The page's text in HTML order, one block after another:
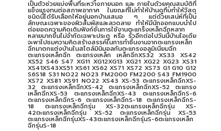
เป็นตัวช่วยแบ่งพื้นที่ระหว่างภายนอก และ ภายในด้วยคุณสมบัติที่
แข็งแรงทนต่อสภาพอากาศ ในขณะที่ไม่ทำให้บ้านดูทึบทำให้วัสดุ
ชนิดนี้ได้รับเลือกให้อยู่นอกบ้านเสมอ ๆ แต่ด้วยเสน่ห์ที่เป็น
ลักษณะเฉพาะของผิวสัมผัสและลวดลาย ทำให้มีนักออกแบบนำไป
ต่อยอดความคิดเติมฟังก์ชั่นการใช้งานตะแกร็งเหล็กฉีกหลาก
หลายมากขึ้นไม่จำกัดเฉพาะประตู หรือ รั้วอีกต่อไปวันนี้บ้านไอเดีย
จะพาไปชมความคิดสร้างสรรค์ในการทำชิ้นงานจากตะแกรงเหล็ก
ฉีกมาตกแต่งบ้านในสไตล์มินิมอลกันตะแกรงอลูมิเนียมฉีก
ตะแกรงเหล็กฉีก ตะแกรงเหล็ก เหล็กฉีกXS32 XS33 XS42
XS52 S46 S47 XG11 XG12XG13 XG21 XG22 XG23 XS31
XS41XS43XS51 XS61 XS62 XS71 XS72 XS73 G1 G10 G12
S6S18 S31 NO22 NO23 FM2000 FM2200 S43 FM1900
XS72 XS81 XS91 NO22 XS43 XS-53 ตะแกรงเหล็กฉีกXS-
32 ตะแกรงเหล็กฉีกXS-42 ตะแกรงเหล็กฉีกXS-52 ตะแกรง
เหล็กฉีกXS-53 ตะแกรงเหล็กฉีกXS-43 ตะแกรงเหล็กฉีกS-6
ตะแกรงเหล็กฉีกS-6 ตะแกรงเหล็กฉีกS-18 ตะแกรงเหล็กฉีกS-
18 ตะแกรงเหล็กฉีกรุ่น XS-32ตะแกรงเหล็กฉีกรุ่น XS-
42ตะแกรงเหล็กฉีกรุ่น XS-52 ตะแกรงเหล็กฉีกรุ่น XS-53
ตะแกรงเหล็กฉีกรุ่นXS-43ตะแกรงเหล็กฉีกรุ่นS-6ตะแกรงเหล็ก
ฉีกรุ่นS-18